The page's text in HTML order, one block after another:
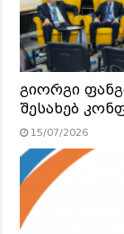
გიორგი
შესახებ
15/07/2026